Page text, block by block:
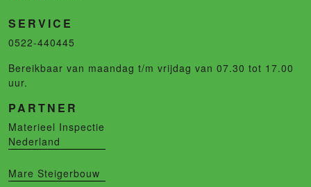
SERVICE
0522-440445
Bereikbaar van maandag t/m vrijdag van 07.30 tot 17.00
uur.
PARTNER
Materieel Inspectie
Nederland
Mare Steigerbouw